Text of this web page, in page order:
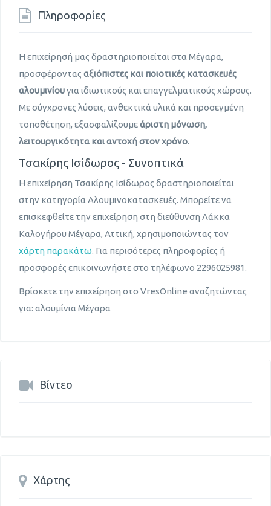
Πληροφορίες
Η επιχείρησή μας δραστηριοποιείται στα Μέγαρα,
προσφέροντας αξιόπιστες και ποιοτικές κατασκευές
αλουμινίουγια ιδιωτικούς και επαγγελματικούς χώρους.
Με σύγχρονες λύσεις, ανθεκτικά υλικά και προσεγμένη
τοποθέτηση, εξασφαλίζουμεάριστη μόνωση,
λειτουργικότητα και αντοχή στον χρόνο.
Τσακίρης Ισίδωρος - Συνοπτικά
Η επιχείρηση Τσακίρης Ισίδωρος δραστηριοποιείται
στην κατηγορία Αλουμινοκατασκευές. Μπορείτε να
επισκεφθείτε την επιχείρηση στη διεύθυνση Λάκκα
Καλογήρου Μέγαρα, Αττική, χρησιμοποιώντας τον
χάρτη παρακάτω. Για περισότερες πληροφορίες ή
προσφορές επικοινωνήστε στο τηλέφωνο 2296025981.
Βρίσκετε την επιχείρηση στο VresOnline αναζητώντας
για: αλουμίνια Μέγαρα
Βίντεο
Χάρτης